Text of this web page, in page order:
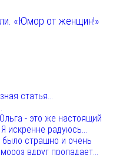
«Юмор от женщин!»
статья...
- это же настоящий
искренне радуюсь...
было страшно и очень
вдруг пропадает...